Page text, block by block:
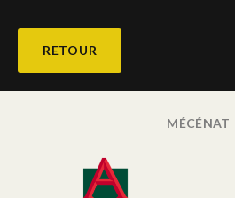
RETOUR
MÉCÉNAT